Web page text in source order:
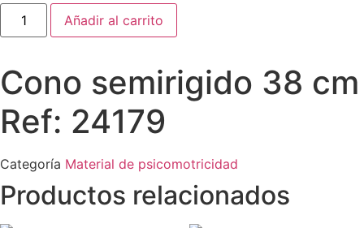
Cono
semirigido
38
24179
cantidad
Añadir al carrito
Cono semirigido 38 cm
Ref: 24179
Categoría Material de psicomotricidad
Productos relacionados